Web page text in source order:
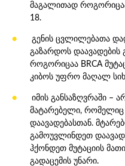
მაგალითად
18.
გენის ცვლილებათა
გაზარდოს დაავადების
როგორიცაა BRCA
კიბოს უფრო მაღალ
იმის განსაზღვრაში –
მატარებელი, რომელიც
დაავადებასთან.
გამოუვლინდეთ
ჰქონდეთ მუტაციის
გადაცემის უნარი.